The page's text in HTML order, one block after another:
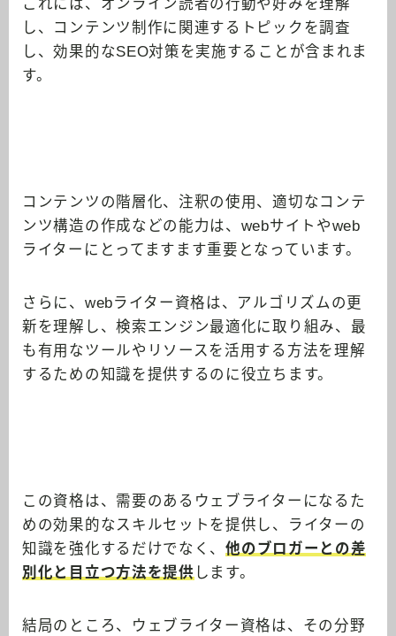
これには、オンライン読者の行動や好みを理解
し、コンテンツ制作に関連するトピックを調査
し、効果的なSEO対策を実施することが含まれま
す。
コンテンツの階層化、注釈の使用、適切なコンテ
ンツ構造の作成などの能力は、webサイトやweb
ライターにとってますます重要となっています。
さらに、webライター資格は、アルゴリズムの更
新を理解し、検索エンジン最適化に取り組み、最
も有用なツールやリソースを活用する方法を理解
するための知識を提供するのに役立ちます。
この資格は、需要のあるウェブライターになるた
めの効果的なスキルセットを提供し、ライターの
知識を強化するだけでなく、他のブロガーとの差
別化と目立つ方法を提供 します。
結局のところ、ウェブライター資格は、その分野